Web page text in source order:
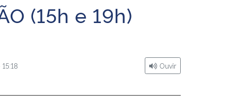
(15h e 19h)
Ouvir